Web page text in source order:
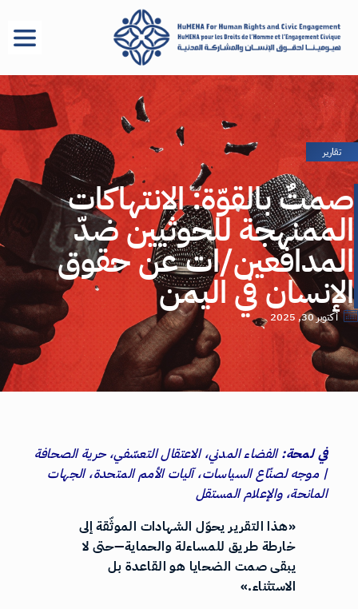
تقارير
صمتٌ بالقوّة: الانتهاكات
الممنهجة للحوثيين ضدّ
المدافعين/ات عن حقوق
الإنسان في اليمن
أكتوبر 30, 2025
في لمحة:الفضاء المدني، الاعتقال التعسّفي، حرية الصحافة
| موجه لصنّاع السياسات، آليات الأمم المتحدة، الجهات
المانحة، والإعلام المستقل
«هذا التقرير يحوّل الشهادات الموثّقة إلى
خارطة طريق للمساءلة والحماية—حتى لا
يبقى صمت الضحايا هو القاعدة بل
الاستثناء.»